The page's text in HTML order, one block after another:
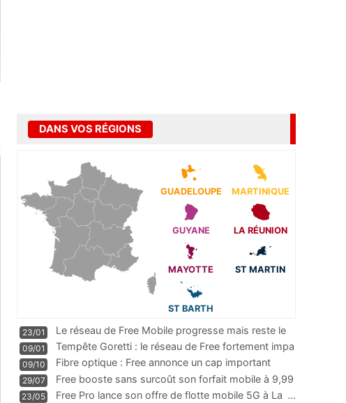
DANS VOS RÉGIONS
GUADELOUPE MARTINIQUE
GUYANE LA RÉUNION
MAYOTTE ST MARTIN
ST BARTH
23/01
Le réseau de Free Mobile progresse mais reste le
m
...
09/01
Tempête Goretti : le réseau de Free fortement impa
09/10
Fibre optique : Free annonce un cap important
pass
...
29/07
Free booste sans surcoût son forfait mobile à 9,99
23/05 Free Pro lance son offre de flotte mobile 5G à La ...